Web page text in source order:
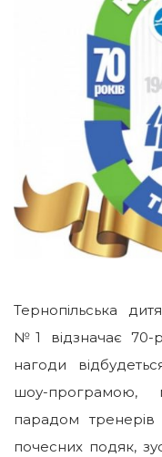
Тернопільська
№1 відзначає 70-
нагоди
шоу-програмою,
парадом тренерів
почесних подяк,